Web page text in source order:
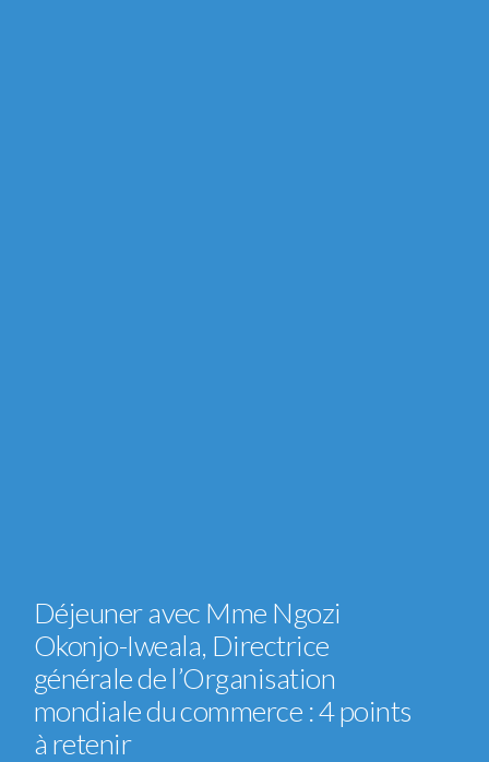
Déjeuner avec Mme Ngozi
Okonjo-Iweala, Directrice
générale de l’Organisation
mondiale du commerce : 4 points
à retenir